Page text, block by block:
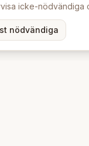
icke-nödvändiga
nödvändiga